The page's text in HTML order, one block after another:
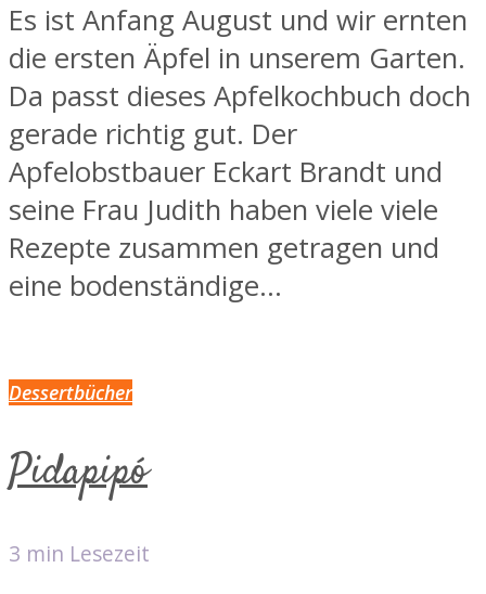
Es ist Anfang August und wir ernten
die ersten Äpfel in unserem Garten.
Da passt dieses Apfelkochbuch doch
gerade richtig gut. Der
Apfelobstbauer Eckart Brandt und
seine Frau Judith haben viele viele
Rezepte zusammen getragen und
eine bodenständige...
Dessertbücher
Pidapipó
3 min Lesezeit